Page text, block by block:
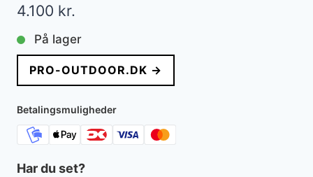
4.100 kr.
På lager
PRO-OUTDOOR.DK →
Betalingsmuligheder
Har du set?